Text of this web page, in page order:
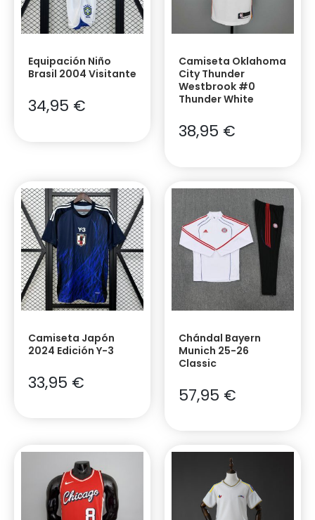
Equipación Niño
Brasil 2004 Visitante
34,95 €
Camiseta Oklahoma
City Thunder
Westbrook #0
Thunder White
38,95 €
Camiseta Japón
2024 Edición Y-3
33,95 €
Chándal Bayern
Munich 25-26
Classic
57,95 €